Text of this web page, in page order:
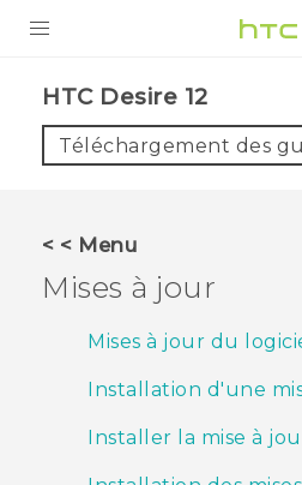
VIVE
ASSISTANCE
Appareils HTC & Accessoires
Connexion
HTC Desire 12‎
Téléchargement des
< < Menu
Mises à jour
Mises à jour du
Installation d'une
Installer la mise à